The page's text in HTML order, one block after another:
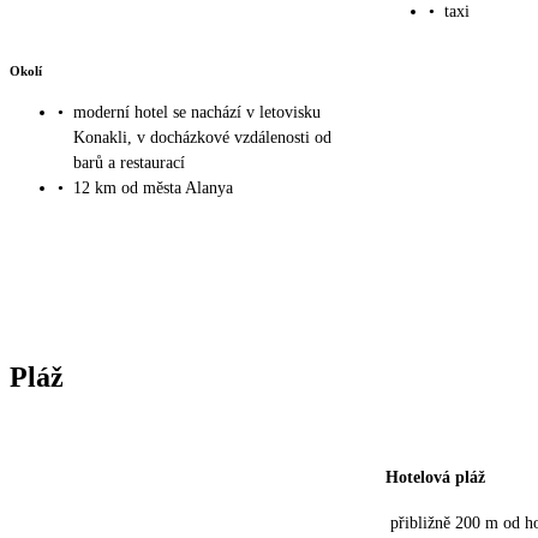
• taxi
Okolí
• moderní hotel se nachází v letovisku
Konakli, v docházkové vzdálenosti od
barů a restaurací
•
12 km od města Alanya
Pláž
Hotelová pláž
přibližně 200 m od